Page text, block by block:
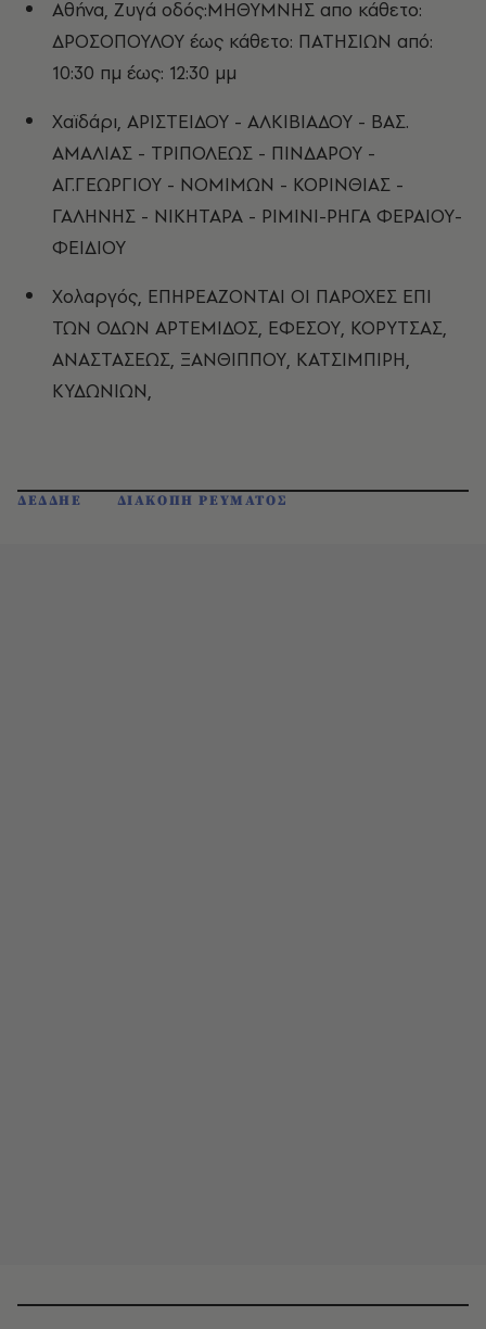
Αθήνα, Ζυγά οδός:ΜΗΘΥΜΝΗΣ απο κάθετο:
ΔΡΟΣΟΠΟΥΛΟΥ έως κάθετο: ΠΑΤΗΣΙΩΝ από:
10:30 πμ έως: 12:30 μμ
Χαϊδάρι, ΑΡΙΣΤΕΙΔΟΥ - ΑΛΚΙΒΙΑΔΟΥ - ΒΑΣ.
ΑΜΑΛΙΑΣ - ΤΡΙΠΟΛΕΩΣ - ΠΙΝΔΑΡΟΥ -
ΑΓ.ΓΕΩΡΓΙΟΥ - ΝΟΜΙΜΩΝ - ΚΟΡΙΝΘΙΑΣ -
ΓΑΛΗΝΗΣ - ΝΙΚΗΤΑΡΑ - ΡΙΜΙΝΙ-ΡΗΓΑ ΦΕΡΑΙΟΥ-
ΦΕΙΔΙΟΥ
Χολαργός, ΕΠΗΡΕΑΖΟΝΤΑΙ ΟΙ ΠΑΡΟΧΕΣ ΕΠΙ
ΤΩΝ ΟΔΩΝ ΑΡΤΕΜΙΔΟΣ, ΕΦΕΣΟΥ, ΚΟΡΥΤΣΑΣ,
ΑΝΑΣΤΑΣΕΩΣ, ΞΑΝΘΙΠΠΟΥ, ΚΑΤΣΙΜΠΙΡΗ,
ΚΥΔΩΝΙΩΝ,
ΔΕΔΔΗΕ ΔΙΑΚΟΠΗ ΡΕΥΜΑΤΟΣ